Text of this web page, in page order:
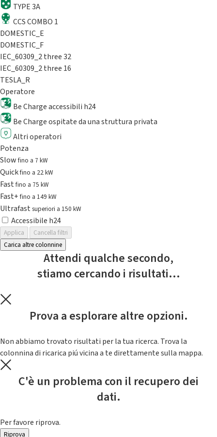
TYPE 3A
CCS COMBO 1
DOMESTIC_E
DOMESTIC_F
IEC_60309_2 three 32
IEC_60309_2 three 16
TESLA_R
Operatore
Be Charge accessibili h24
Be Charge ospitate da una struttura privata
Altri operatori
Potenza
Slowfino a 7 kW
Quickfino a 22 kW
Fastfino a 75 kW
Fast+fino a 149 kW
Ultrafast superiori a 150 kW
Accessibile h24
Applica
Cancella filtri
Carica altre colonnine
Attendi qualche secondo,
stiamo cercando i risultati...
Prova a esplorare altre opzioni.
Non abbiamo trovato risultati per la tua ricerca. Trova la
colonnina di ricarica piú vicina a te direttamente sulla mappa.
C'è un problema con il recupero dei
dati.
Per favore riprova.
Riprova